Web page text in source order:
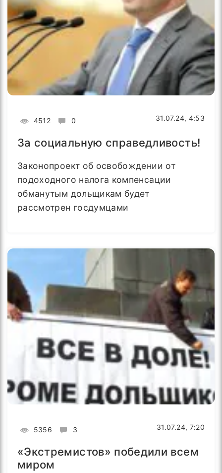
4512 0 31.07.24, 4:53
За социальную справедливость!
Законопроект об освобождении от
подоходного налога компенсации
обманутым дольщикам будет
рассмотрен госдумцами
5356 3 31.07.24, 7:20
«Экстремистов» победили всем
миром